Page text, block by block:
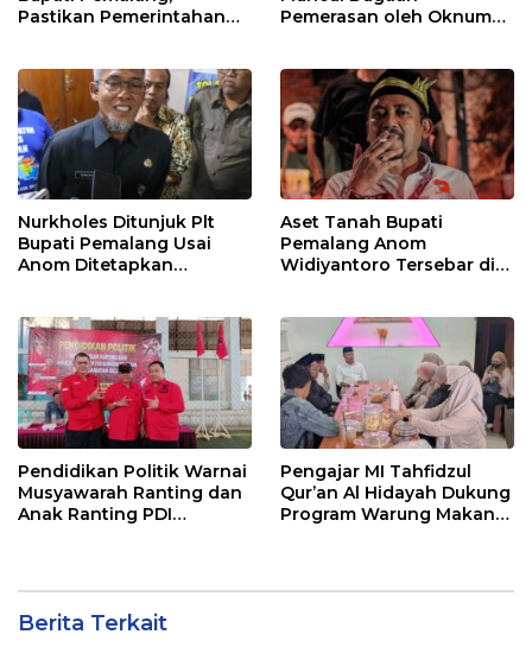
Pastikan Pemerintahan
Pemerasan oleh Oknum
Nurkholes Ditunjuk Plt
Bupati Pemalang Usai
Anom Ditetapkan
Aset Tanah Bupati
Pemalang Anom
Widiyantoro Tersebar di
Pendidikan Politik Warnai
Musyawarah Ranting dan
Anak Ranting PDI
Pengajar MI Tahfidzul
Qur’an Al Hidayah Dukung
Program Warung Makan
Berita Terkait